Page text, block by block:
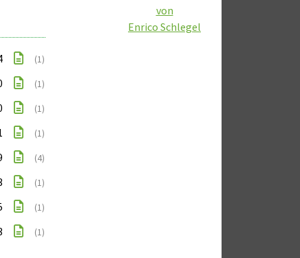
von
Enrico Schlegel
(1)
(1)
(1)
(1)
(4)
(1)
(1)
(1)